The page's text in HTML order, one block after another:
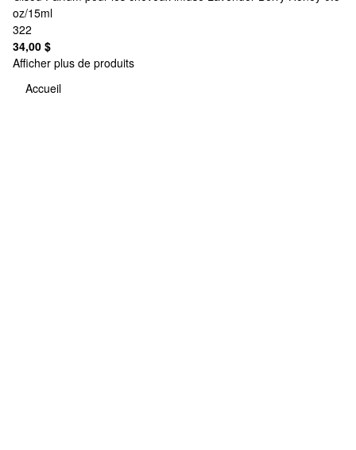
oz/15ml
322
34,00 $
Afficher plus de produits
Accueil